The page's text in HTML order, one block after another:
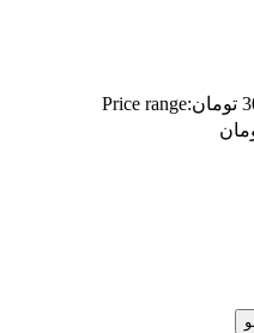
تومانPrice range: